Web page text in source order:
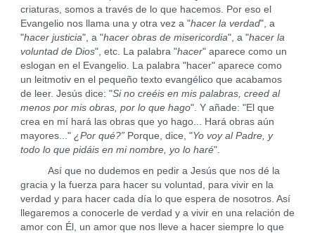
criaturas, somos a través de lo que hacemos. Por eso el
Evangelio nos llama una y otra vez a "hacer la verdad", a
"hacer justicia", a "hacer obras de misericordia", a "hacer la
voluntad de Dios", etc. La palabra "hacer" aparece como un
eslogan en el Evangelio. La palabra "hacer" aparece como
un leitmotiv en el pequeño texto evangélico que acabamos
de leer. Jesús dice: "Si no creéis en mis palabras, creed al
menos por mis obras, por lo que hago". Y añade: "El que
crea en mí hará las obras que yo hago... Hará obras aún
mayores..." ¿Por qué?”Porque, dice, "Yo voy al Padre, y
todo lo que pidáis en mi nombre, yo lo haré".
Así que no dudemos en pedir a Jesús que nos dé la
gracia y la fuerza para hacer su voluntad, para vivir en la
verdad y para hacer cada día lo que espera de nosotros. Así
llegaremos a conocerle de verdad y a vivir en una relación de
amor con Él, un amor que nos lleve a hacer siempre lo que